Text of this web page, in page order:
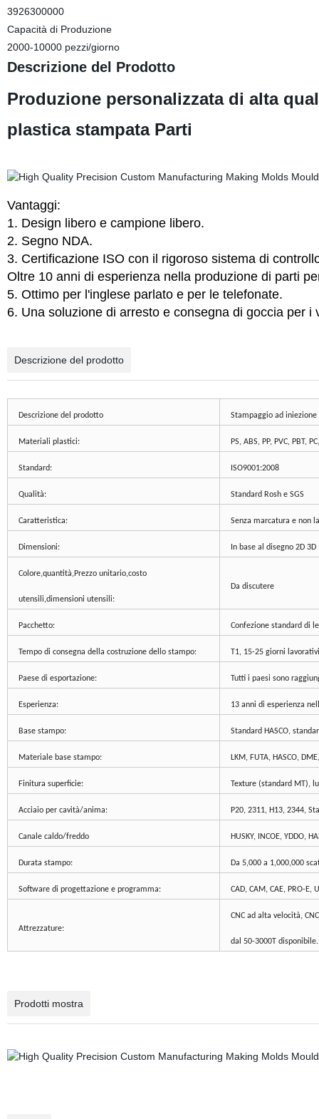
3926300000
Capacità di Produzione
2000-10000 pezzi/giorno
Descrizione del Prodotto
Produzione personalizzata di alta
plastica stampata Parti
Vantaggi:
1. Design libero e campione libero.
2. Segno NDA.
3. Certificazione ISO con il rigoroso sistema di
Oltre 10 anni di esperienza nella produzione di parti
5. Ottimo per l'inglese parlato e per le telefonate.
6. Una soluzione di arresto e consegna di goccia per i
Descrizione del prodotto
Descrizione del prodotto Stampaggio ad
Materiali plastici: PS, ABS, PP, PVC, PBT,
Standard: ISO9001:2008
Qualità: Standard Rosh e SGS
Caratteristica: Senza marcatura e non
Dimensioni: In base al disegno 2D 3D
Colore,quantità,Prezzo unitario,costo
utensili,dimensioni utensili:
Da discutere
Pacchetto: Confezione standard di
Tempo di consegna della costruzione dello stampo: T1, 15-25 giorni
Paese di esportazione: Tutti i paesi sono
Esperienza: 13 anni di esperienza
Base stampo: Standard HASCO,
Materiale base stampo: LKM, FUTA, HASCO,
Finitura superficie: Texture (standard MT),
Acciaio per cavità/anima: P20, 2311, H13, 2344,
Canale caldo/freddo HUSKY, INCOE, YDDO,
Durata stampo: Da 5,000 a 1,000,000
Software di progettazione e programma: CAD, CAM, CAE, PRO-E,
Attrezzature:
CNC ad alta velocità,
dal 50-3000T disponibile.
Prodotti mostra